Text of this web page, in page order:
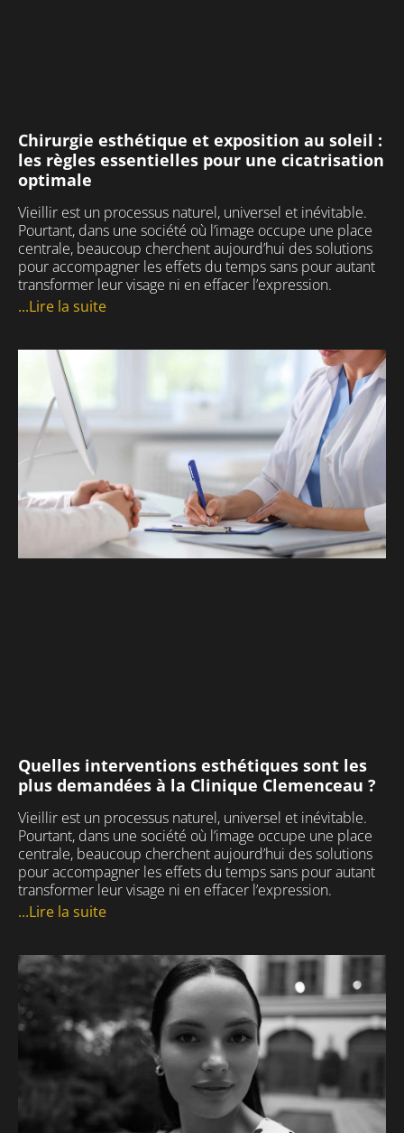
29 2
Chirurgie esthétique et exposition au soleil :
les règles essentielles pour une cicatrisation
optimale
Vieillir est un processus naturel, universel et inévitable.
Pourtant, dans une société où l’image occupe une place
centrale, beaucoup cherchent aujourd’hui des solutions
pour accompagner les effets du temps sans pour autant
transformer leur visage ni en effacer l’expression.
...Lire la suite
Quelles interventions esthétiques sont les
plus demandées à la Clinique Clemenceau ?
Vieillir est un processus naturel, universel et inévitable.
Pourtant, dans une société où l’image occupe une place
centrale, beaucoup cherchent aujourd’hui des solutions
pour accompagner les effets du temps sans pour autant
transformer leur visage ni en effacer l’expression.
...Lire la suite